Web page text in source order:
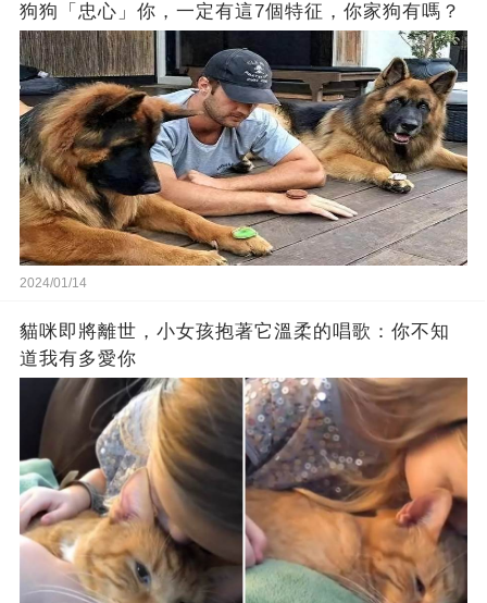
狗狗「忠心」你，一定有這7個特征，你家狗有嗎？
2024/01/14
貓咪即將離世，小女孩抱著它溫柔的唱歌：你不知
道我有多愛你